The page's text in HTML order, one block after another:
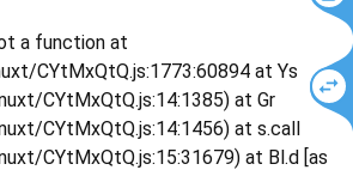
a function at
CYtMxQtQ.js:1773:60894 at Ys
CYtMxQtQ.js:14:1385) at Gr
CYtMxQtQ.js:14:1456) at s.call
CYtMxQtQ.js:15:31679) at Bl.d [as